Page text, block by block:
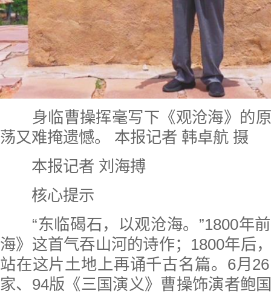
身临曹操挥毫写下《观沧海》的原
荡又难掩遗憾。 本报记者 韩卓航 摄
本报记者 刘海搏
核心提示
“东临碣石，以观沧海。”1800年
海》这首气吞山河的诗作；1800年后
站在这片土地上再诵千古名篇。6月
家、94版《三国演义》曹操饰演者鲍